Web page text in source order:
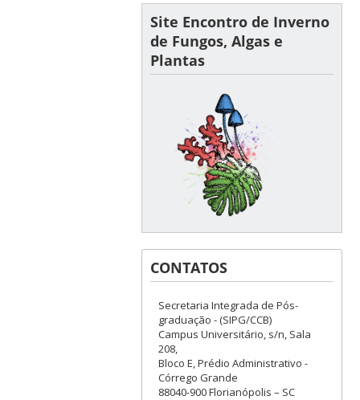
Site Encontro de Inverno
de Fungos, Algas e
Plantas
CONTATOS
Secretaria Integrada de Pós-
graduação - (SIPG/CCB)
Campus Universitário, s/n, Sala
208,
Bloco E, Prédio Administrativo -
Córrego Grande
88040-900 Florianópolis – SC